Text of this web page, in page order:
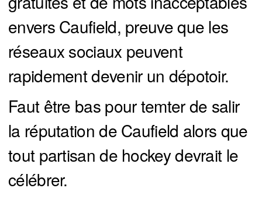
envers Caufield, preuve que les
réseaux sociaux peuvent
rapidement devenir un dépotoir.
Faut être bas pour temter de salir
la réputation de Caufield alors que
tout partisan de hockey devrait le
célébrer.